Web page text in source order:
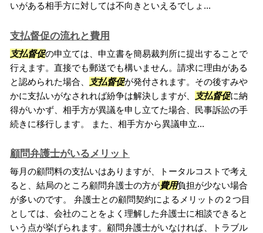
いがある相手方に対しては不向きといえるでしょ...
支払督促の流れと費用
支払督促の申立ては、申立書を簡易裁判所に提出することで
行えます。直接でも郵送でも構いません。請求に理由がある
と認められた場合、
支払督促が発付されます。その後すみや
かに支払いがなされれば紛争は解決しますが、
支払督促に納
得がいかず、相手方が異議を申し立てた場合、民事訴訟の手
続きに移行します。 また、相手方から異議申立...
顧問弁護士がいるメリット
毎月の顧問料の支払いはありますが、トータルコストで考え
ると、結局のところ顧問弁護士の方が費用負担が少ない場合
が多いのです。 弁護士との顧問契約によるメリットの２つ目
としては、会社のことをよく理解した弁護士に相談できると
いう点が挙げられます。顧問弁護士がいなければ、トラブル